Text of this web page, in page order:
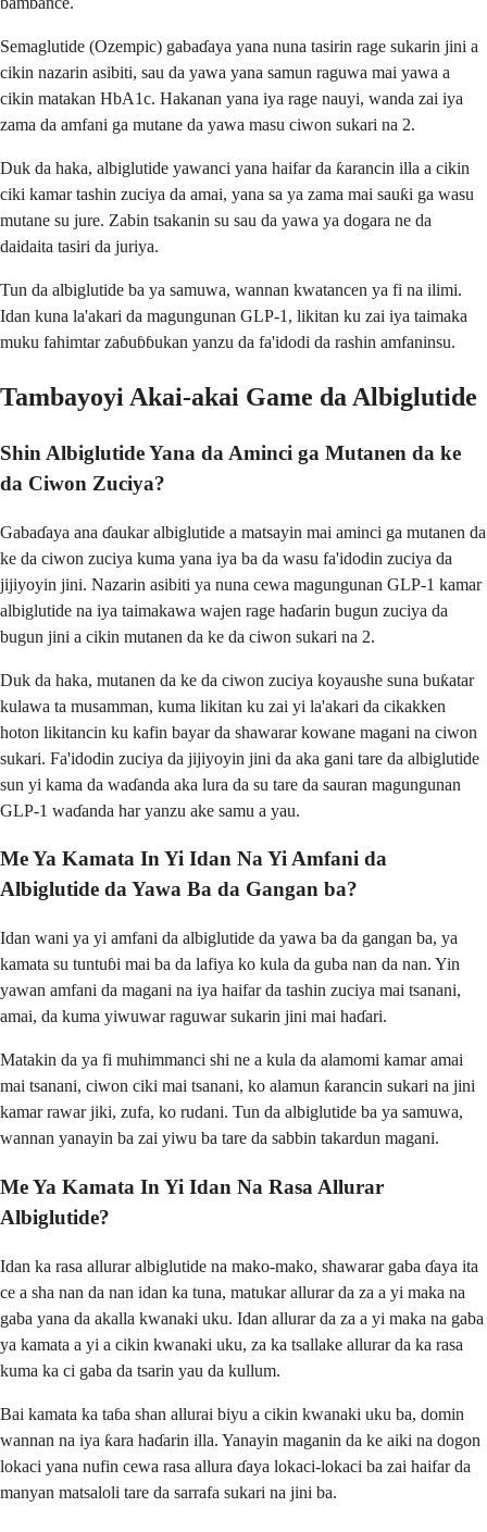
Semaglutide (Ozempic) gabaɗaya yana nuna tasirin rage sukarin jini a
cikin nazarin asibiti, sau da yawa yana samun raguwa mai yawa a
cikin matakan HbA1c. Hakanan yana iya rage nauyi, wanda zai iya
zama da amfani ga mutane da yawa masu ciwon sukari na 2.
Duk da haka, albiglutide yawanci yana haifar da ƙarancin illa a cikin
ciki kamar tashin zuciya da amai, yana sa ya zama mai sauƙi ga wasu
mutane su jure. Zabin tsakanin su sau da yawa ya dogara ne da
daidaita tasiri da juriya.
Tun da albiglutide ba ya samuwa, wannan kwatancen ya fi na ilimi.
Idan kuna la'akari da magungunan GLP-1, likitan ku zai iya taimaka
muku fahimtar zaɓuɓɓukan yanzu da fa'idodi da rashin amfaninsu.
Tambayoyi Akai-akai Game da Albiglutide
Shin Albiglutide Yana da Aminci ga Mutanen da ke
da Ciwon Zuciya?
Gabaɗaya ana ɗaukar albiglutide a matsayin mai aminci ga mutanen da
ke da ciwon zuciya kuma yana iya ba da wasu fa'idodin zuciya da
jijiyoyin jini. Nazarin asibiti ya nuna cewa magungunan GLP-1 kamar
albiglutide na iya taimakawa wajen rage haɗarin bugun zuciya da
bugun jini a cikin mutanen da ke da ciwon sukari na 2.
Duk da haka, mutanen da ke da ciwon zuciya koyaushe suna buƙatar
kulawa ta musamman, kuma likitan ku zai yi la'akari da cikakken
hoton likitancin ku kafin bayar da shawarar kowane magani na ciwon
sukari. Fa'idodin zuciya da jijiyoyin jini da aka gani tare da albiglutide
sun yi kama da waɗanda aka lura da su tare da sauran magungunan
GLP-1 waɗanda har yanzu ake samu a yau.
Me Ya Kamata In Yi Idan Na Yi Amfani da
Albiglutide da Yawa Ba da Gangan ba?
Idan wani ya yi amfani da albiglutide da yawa ba da gangan ba, ya
kamata su tuntuɓi mai ba da lafiya ko kula da guba nan da nan. Yin
yawan amfani da magani na iya haifar da tashin zuciya mai tsanani,
amai, da kuma yiwuwar raguwar sukarin jini mai haɗari.
Matakin da ya fi muhimmanci shi ne a kula da alamomi kamar amai
mai tsanani, ciwon ciki mai tsanani, ko alamun ƙarancin sukari na jini
kamar rawar jiki, zufa, ko rudani. Tun da albiglutide ba ya samuwa,
wannan yanayin ba zai yiwu ba tare da sabbin takardun magani.
Me Ya Kamata In Yi Idan Na Rasa Allurar
Albiglutide?
Idan ka rasa allurar albiglutide na mako-mako, shawarar gaba ɗaya ita
ce a sha nan da nan idan ka tuna, matukar allurar da za a yi maka na
gaba yana da akalla kwanaki uku. Idan allurar da za a yi maka na gaba
ya kamata a yi a cikin kwanaki uku, za ka tsallake allurar da ka rasa
kuma ka ci gaba da tsarin yau da kullum.
Bai kamata ka taɓa shan allurai biyu a cikin kwanaki uku ba, domin
wannan na iya ƙara haɗarin illa. Yanayin maganin da ke aiki na dogon
lokaci yana nufin cewa rasa allura ɗaya lokaci-lokaci ba zai haifar da
manyan matsaloli tare da sarrafa sukari na jini ba.